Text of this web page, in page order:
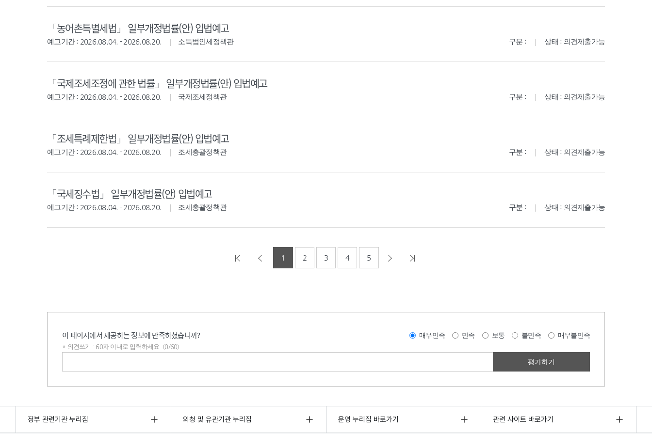
「농어촌특별세법」 일부개정법률(안) 입법예고
예고기간 : 2026.08.04. - 2026.08.20. 소득법인세정책관 구분 : 상태 : 의견제출가능
「국제조세조정에 관한 법률」 일부개정법률(안) 입법예고
예고기간 : 2026.08.04. - 2026.08.20. 국제조세정책관 구분 : 상태 : 의견제출가능
「조세특례제한법」 일부개정법률(안) 입법예고
예고기간 : 2026.08.04. - 2026.08.20. 조세총괄정책관 구분 : 상태 : 의견제출가능
「국세징수법」 일부개정법률(안) 입법예고
예고기간 : 2026.08.04. - 2026.08.20. 조세총괄정책관 구분 : 상태 : 의견제출가능
1 2 3 4 5
이 페이지에서 제공하는 정보에 만족하셨습니까? 매우만족 만족 보통 불만족 매우불만족
* 의견쓰기 : 60자 이내로 입력하세요. (0/60)
정부 관련기관 누리집 외청 및 유관기관 누리집 운영 누리집 바로가기 관련 사이트 바로가기